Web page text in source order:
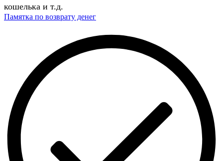
кошелька и т.д.
Памятка по возврату денег